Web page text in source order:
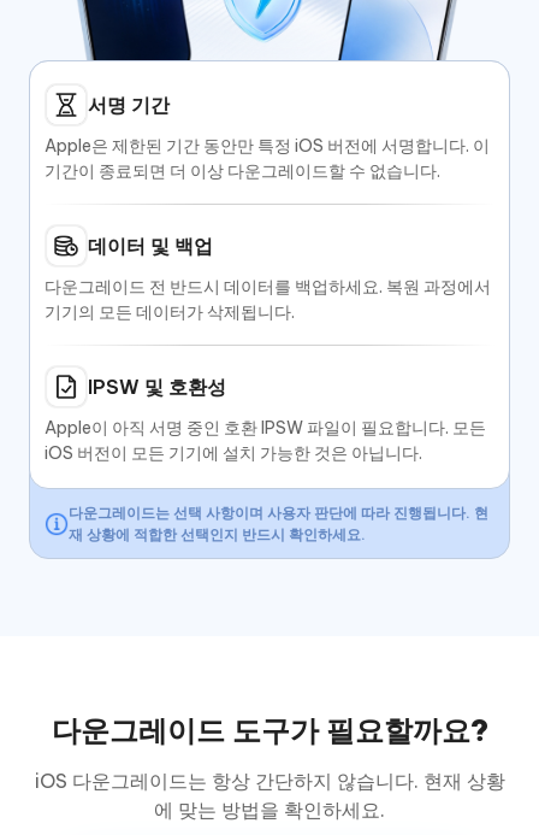
서명 기간
Apple은 제한된 기간 동안만 특정 iOS 버전에 서명합니다. 이
기간이 종료되면 더 이상 다운그레이드할 수 없습니다.
데이터 및 백업
다운그레이드 전 반드시 데이터를 백업하세요. 복원 과정에서
기기의 모든 데이터가 삭제됩니다.
IPSW 및 호환성
Apple이 아직 서명 중인 호환 IPSW 파일이 필요합니다. 모든
iOS 버전이 모든 기기에 설치 가능한 것은 아닙니다.
다운그레이드는 선택 사항이며 사용자 판단에 따라 진행됩니다. 현
재 상황에 적합한 선택인지 반드시 확인하세요.
다운그레이드 도구가 필요할까요?
iOS 다운그레이드는 항상 간단하지 않습니다. 현재 상황
에 맞는 방법을 확인하세요.